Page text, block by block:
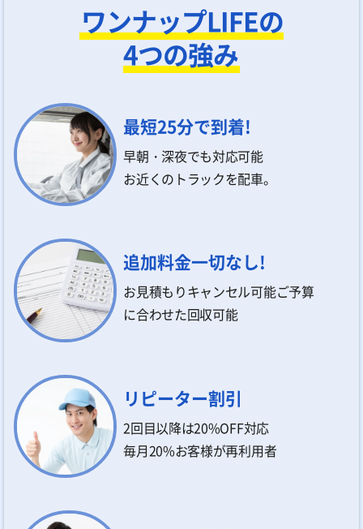
ワンナップLIFEの
4つの強み
最短25分で到着!
早朝・深夜でも対応可能
お近くのトラックを配車。
追加料金一切なし!
お見積もりキャンセル可能ご予算
に合わせた回収可能
リピーター割引
2回目以降は20%OFF対応
毎月20%お客様が再利用者